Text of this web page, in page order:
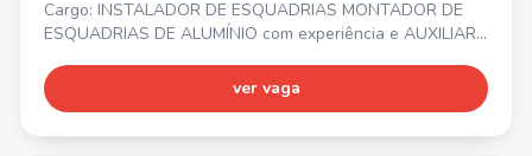
Cargo: INSTALADOR DE ESQUADRIAS MONTADOR DE
ESQUADRIAS DE ALUMÍNIO com experiência e AUXILIAR
Segunda a Sexta-feira 💰 Salário, Vale Alimentação,
Bonificação e Seguro de vida. ✅ Necessário experiência
ver vaga